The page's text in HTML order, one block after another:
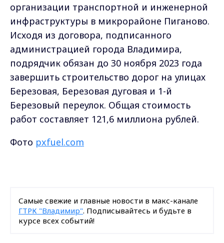
организации транспортной и инженерной
инфраструктуры в микрорайоне Пиганово.
Исходя из договора, подписанного
администрацией города Владимира,
подрядчик обязан до 30 ноября 2023 года
завершить строительство дорог на улицах
Березовая, Березовая дуговая и 1-й
Березовый переулок. Общая стоимость
работ составляет 121,6 миллиона рублей.
Фото pxfuel.com
Самые свежие и главные новости в макс-канале
ГТРК "Владимир". Подписывайтесь и будьте в
курсе всех событий!